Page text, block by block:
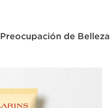
Preocupación de Belleza